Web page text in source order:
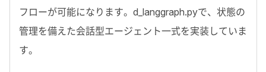
フローが可能になります。 d_langgraph.pyで、状態の
管理を備えた会話型エージェント一式を実装していま
す。